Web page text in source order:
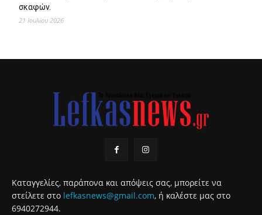
σκαφών.
21 Ιουλίου 2026
Καταγγελίες, παράπονα και απόψεις σας, μπορείτε να
στείλετε στο lefkasnews@gmail.com, ή καλέστε μας στο
6940272944.